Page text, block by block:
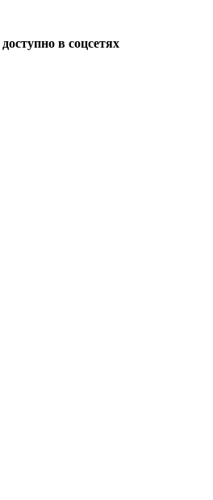
в соцсетях